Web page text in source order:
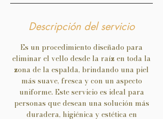
Descripción del servicio
Es un procedimiento diseñado para
eliminar el vello desde la raíz en toda la
zona de la espalda, brindando una piel
más suave, fresca y con un aspecto
uniforme. Este servicio es ideal para
personas que desean una solución más
duradera, higiénica y estética en